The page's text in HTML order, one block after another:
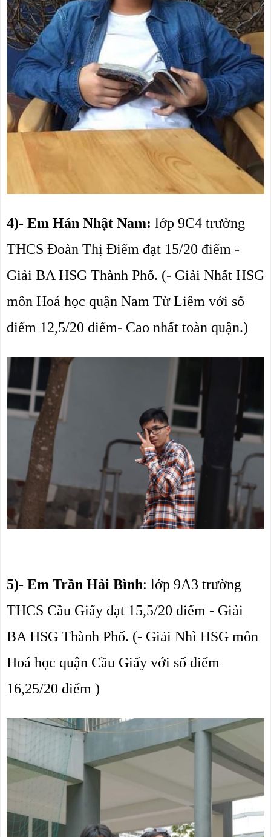
4)- Em Hán Nhật Nam: lớp 9C4 trường
THCS Đoàn Thị Điểm đạt 15/20 điểm -
Giải BA HSG Thành Phố. (- Giải Nhất HSG
môn Hoá học quận Nam Từ Liêm với số
điểm 12,5/20 điểm- Cao nhất toàn quận.)
5)- Em Trần Hải Bình: lớp 9A3 trường
THCS Cầu Giấy đạt 15,5/20 điểm - Giải
BA HSG Thành Phố. (- Giải Nhì HSG môn
Hoá học quận Cầu Giấy với số điểm
16,25/20 điểm )